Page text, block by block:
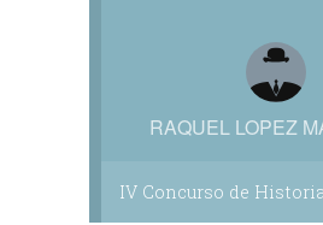
RAQUEL LOPEZ
IV Concurso de